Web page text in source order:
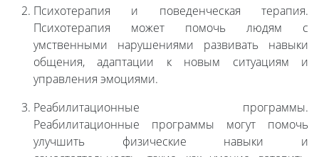
Психотерапия и поведенческая терапия.
Психотерапия может помочь людям с
умственными нарушениями развивать навыки
общения, адаптации к новым ситуациям и
управления эмоциями.
Реабилитационные программы.
Реабилитационные программы могут помочь
улучшить физические навыки и